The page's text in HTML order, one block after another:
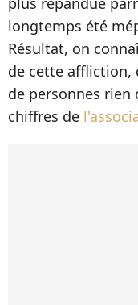
longtemps été
Résultat, on
de cette
de personnes rien
chiffres de